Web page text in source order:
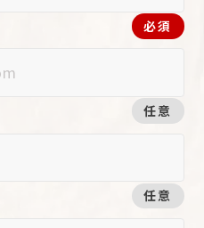
必須
任意
任意